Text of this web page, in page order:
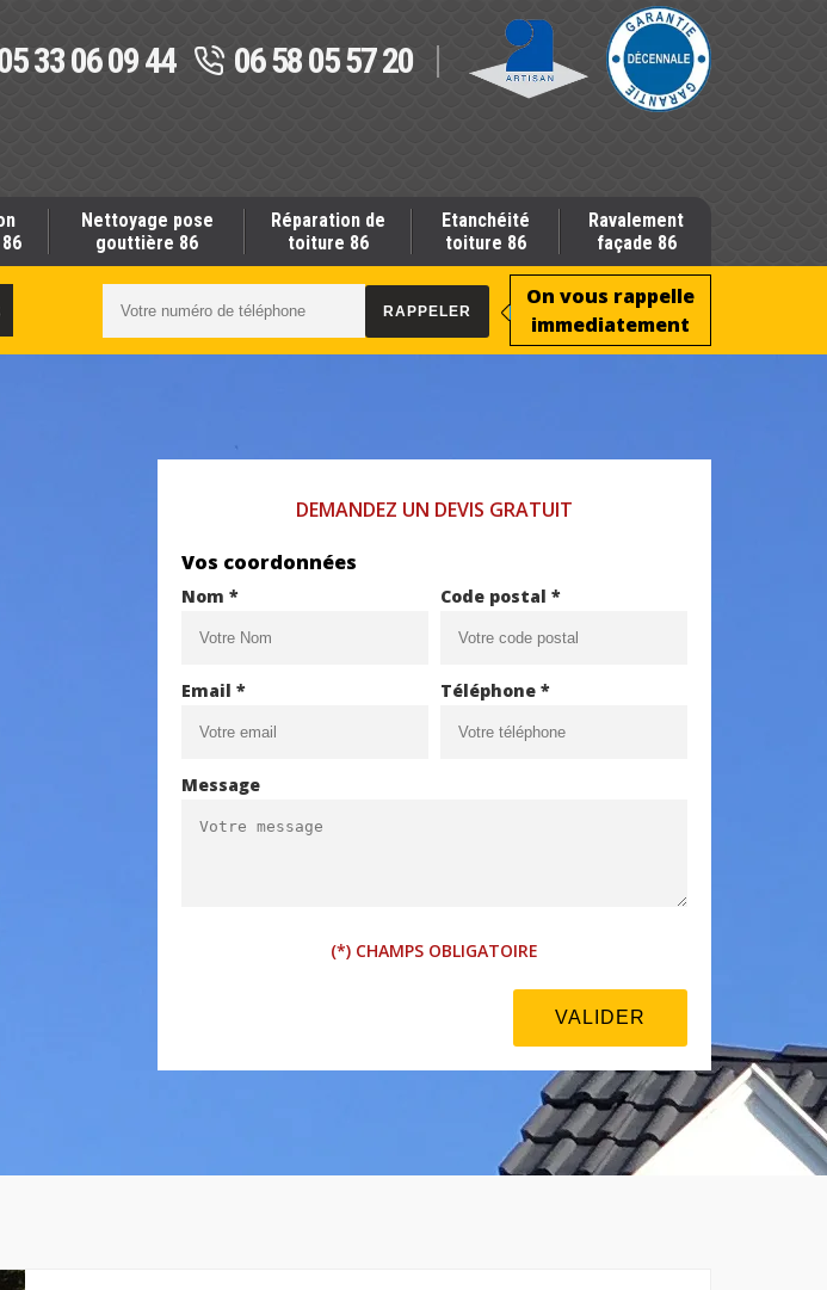
33 06 09 44 06 58 05 57 20
Nettoyage pose
gouttière 86
Réparation de
toiture 86
Etanchéité
toiture 86
Ravalement
façade 86
On vous rappelle
immediatement
DEMANDEZ UN DEVIS GRATUIT
Vos coordonnées
Nom * Code postal *
Email * Téléphone *
Message
(*) CHAMPS OBLIGATOIRE